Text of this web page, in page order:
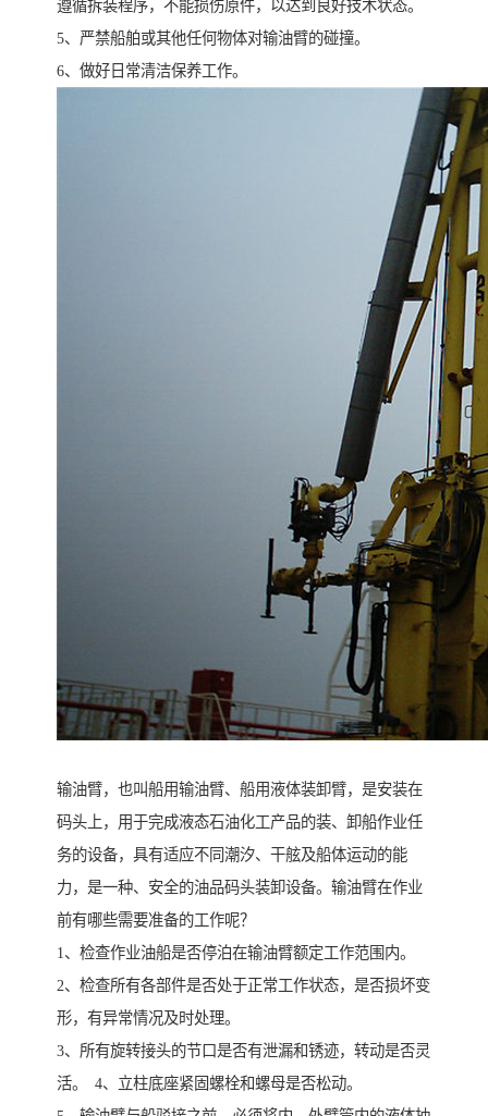
遵循拆装程序，不能损伤原件，以达到良好技术状态。
5、严禁船舶或其他任何物体对输油臂的碰撞。
6、做好日常清洁保养工作。
输油臂，也叫船用输油臂、船用液体装卸臂，是安装在
码头上，用于完成液态石油化工产品的装、卸船作业任
务的设备，具有适应不同潮汐、干舷及船体运动的能
力，是一种、安全的油品码头装卸设备。输油臂在作业
前有哪些需要准备的工作呢？
1、检查作业油船是否停泊在输油臂额定工作范围内。
2、检查所有各部件是否处于正常工作状态，是否损坏变
形，有异常情况及时处理。
3、所有旋转接头的节口是否有泄漏和锈迹，转动是否灵
活。 4、立柱底座紧固螺栓和螺母是否松动。